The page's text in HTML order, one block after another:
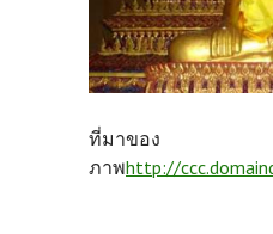
ที่มาของ
ภาพhttp://